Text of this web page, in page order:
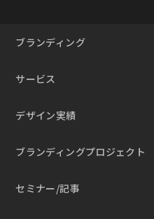
ブランディング
サービス
デザイン実績
ブランディングプロジェクト
セミナー/記事